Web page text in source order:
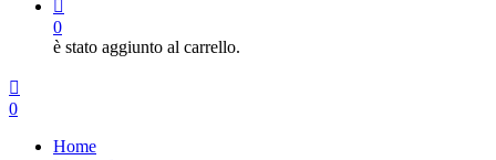
0
è stato aggiunto al carrello.
Menu
cerca
account
0
Home